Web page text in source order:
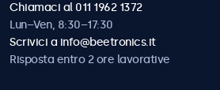
Chiamaci al 011 1962 1372
Lun–Ven, 8:30–17:30
Scrivici a info@beetronics.it
Risposta entro 2 ore lavorative